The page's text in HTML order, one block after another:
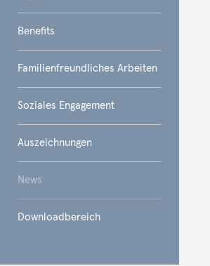
Benefits
Familienfreundliches Arbeiten
Soziales Engagement
Auszeichnungen
News
Downloadbereich